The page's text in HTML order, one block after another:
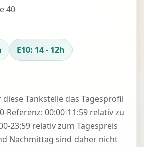
40
E10: 14 - 12h
Tankstelle das Tagesprofil
Referenz: 00:00-11:59 relativ zu
23:59 relativ zum Tagespreis
Nachmittag sind daher nicht